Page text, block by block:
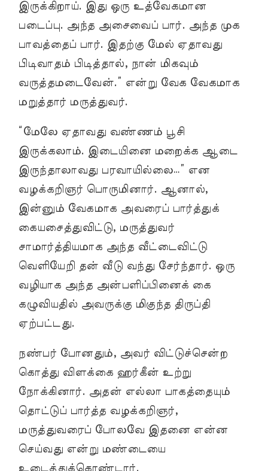
இருக்கிறாய். இது ஒரு உத்வேகமான
படைப்பு. அந்த அசைவைப் பார். அந்த முக
பாவத்தைப் பார். இதற்கு மேல் ஏதாவது
பிடிவாதம் பிடித்தால், நான் மிகவும்
வருத்தமடைவேன்.” என்று வேக வேகமாக
மறுத்தார் மருத்துவர்.
“மேலே ஏதாவது வண்ணம் பூசி
இருக்கலாம். இடையினை மறைக்க ஆடை
இருந்தாலாவது பரவாயில்லை…” என
வழக்கறிஞர் பொருமினார். ஆனால்,
இன்னும் வேகமாக அவரைப் பார்த்துக்
கையசைத்துவிட்டு, மருத்துவர்
சாமார்த்தியமாக அந்த வீட்டைவிட்டு
வெளியேறி தன் வீடு வந்து சேர்ந்தார். ஒரு
வழியாக அந்த அன்பளிப்பினைக் கை
கழுவியதில் அவருக்கு மிகுந்த திருப்தி
ஏற்பட்டது.
நண்பர் போனதும், அவர் விட்டுச்சென்ற
கொத்து விளக்கை ஹர்கீன் உற்று
நோக்கினார். அதன் எல்லா பாகத்தையும்
தொட்டுப் பார்த்த வழக்கறிஞர்,
மருத்துவரைப் போலவே இதனை என்ன
செய்வது என்று மண்டையை
உடைத்துக்கொண்டார்.